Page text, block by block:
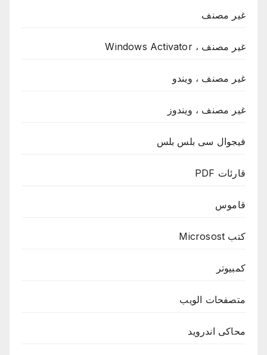
غير مصنف
غير مصنف ، Windows Activator
غير مصنف ، ويندو
غير مصنف ، ويندوز
فيجوال سى بلس بلس
قارئات PDF
قاموس
كتب Microsost
كمبيوتر
متصفحات الويب
محاكى اندرويد